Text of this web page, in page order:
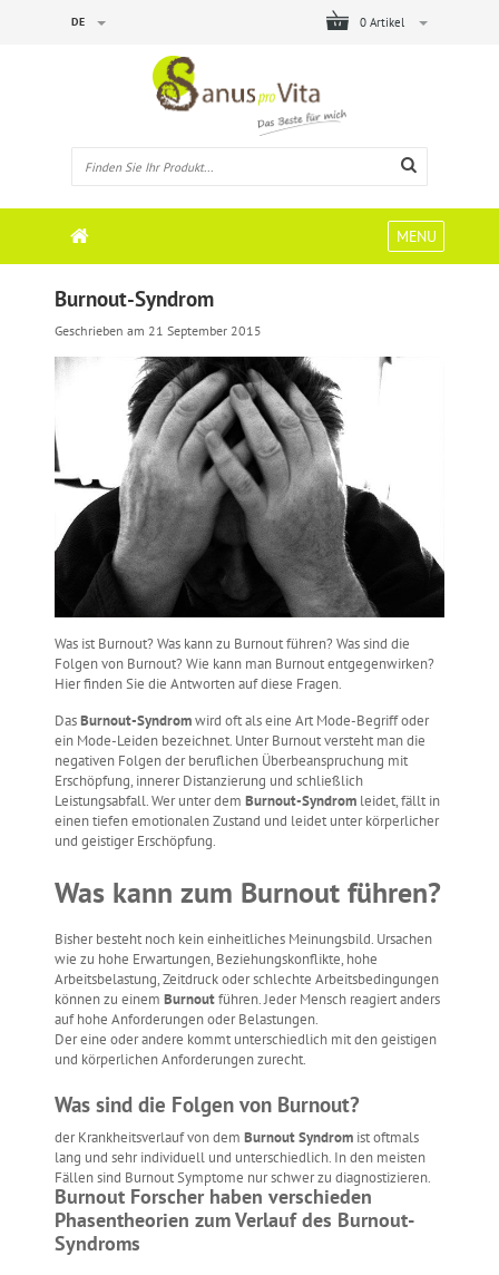
0 Artikel
DE
MENU
Burnout-Syndrom
Geschrieben am 21 September 2015
Was ist Burnout? Was kann zu Burnout führen? Was sind die
Folgen von Burnout? Wie kann man Burnout entgegenwirken?
Hier finden Sie die Antworten auf diese Fragen.
DasBurnout-Syndrom wird oft als eine Art Mode-Begriff oder
ein Mode-Leiden bezeichnet. Unter Burnout versteht man die
negativen Folgen der beruflichen Überbeanspruchung mit
Erschöpfung, innerer Distanzierung und schließlich
Leistungsabfall. Wer unter dem Burnout-Syndromleidet, fällt in
einen tiefen emotionalen Zustand und leidet unter körperlicher
und geistiger Erschöpfung.
Was kann zum Burnout führen?
Bisher besteht noch kein einheitliches Meinungsbild. Ursachen
wie zu hohe Erwartungen, Beziehungskonflikte, hohe
Arbeitsbelastung, Zeitdruck oder schlechte Arbeitsbedingungen
können zu einem Burnoutführen. Jeder Mensch reagiert anders
auf hohe Anforderungen oder Belastungen.
Der eine oder andere kommt unterschiedlich mit den geistigen
und körperlichen Anforderungen zurecht.
Was sind die Folgen von Burnout?
der Krankheitsverlauf von dem Burnout Syndromist oftmals
lang und sehr individuell und unterschiedlich. In den meisten
Fällen sind Burnout Symptome nur schwer zu diagnostizieren.
Burnout Forscher haben verschieden
Phasentheorien zum Verlauf des Burnout-
Syndroms